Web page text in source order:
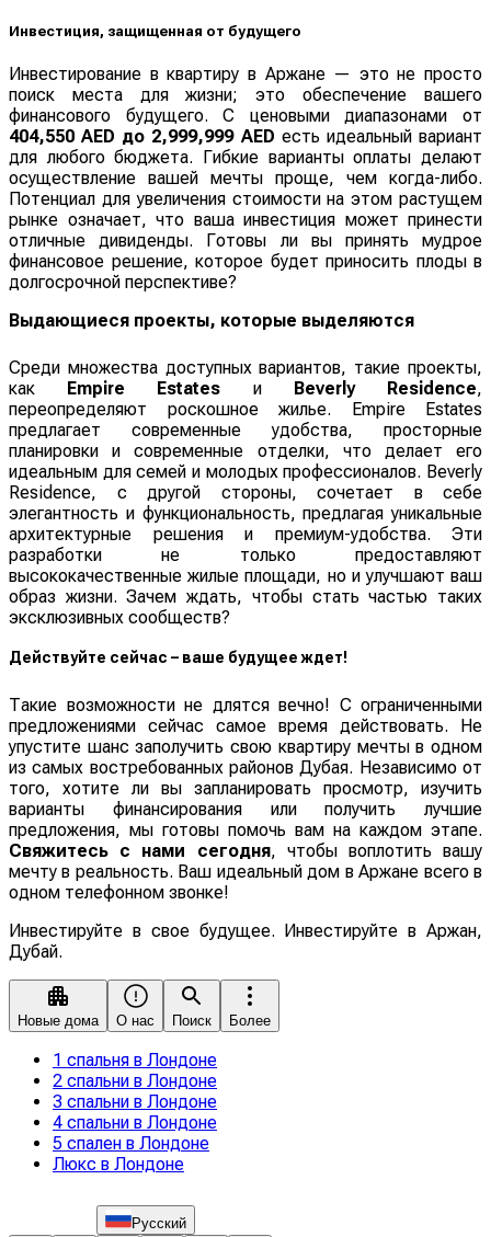
Инвестиция, защищенная от будущего
Инвестирование в квартиру в Аржане — это не просто
поиск места для жизни; это обеспечение вашего
финансового будущего. С ценовыми диапазонами от
404,550 AED до 2,999,999 AED есть идеальный вариант
для любого бюджета. Гибкие варианты оплаты делают
осуществление вашей мечты проще, чем когда-либо.
Потенциал для увеличения стоимости на этом растущем
рынке означает, что ваша инвестиция может принести
отличные дивиденды. Готовы ли вы принять мудрое
финансовое решение, которое будет приносить плоды в
долгосрочной перспективе?
Выдающиеся проекты, которые выделяются
Среди множества доступных вариантов, такие проекты,
как Empire Estates и Beverly Residence,
переопределяют роскошное жилье. Empire Estates
предлагает современные удобства, просторные
планировки и современные отделки, что делает его
идеальным для семей и молодых профессионалов. Beverly
Residence, с другой стороны, сочетает в себе
элегантность и функциональность, предлагая уникальные
архитектурные решения и премиум-удобства. Эти
разработки не только предоставляют
высококачественные жилые площади, но и улучшают ваш
образ жизни. Зачем ждать, чтобы стать частью таких
эксклюзивных сообществ?
Действуйте сейчас – ваше будущее ждет!
Такие возможности не длятся вечно! С ограниченными
предложениями сейчас самое время действовать. Не
упустите шанс заполучить свою квартиру мечты в одном
из самых востребованных районов Дубая. Независимо от
того, хотите ли вы запланировать просмотр, изучить
варианты финансирования или получить лучшие
предложения, мы готовы помочь вам на каждом этапе.
Свяжитесь с нами сегодня, чтобы воплотить вашу
мечту в реальность. Ваш идеальный дом в Аржане всего в
одном телефонном звонке!
Инвестируйте в свое будущее. Инвестируйте в Аржан,
Дубай.
Новые дома О нас Поиск Более
1 спальня в Лондоне
2 спальни в Лондоне
3 спальни в Лондоне
4 спальни в Лондоне
5 спален в Лондоне
Люкс в Лондоне
Русский